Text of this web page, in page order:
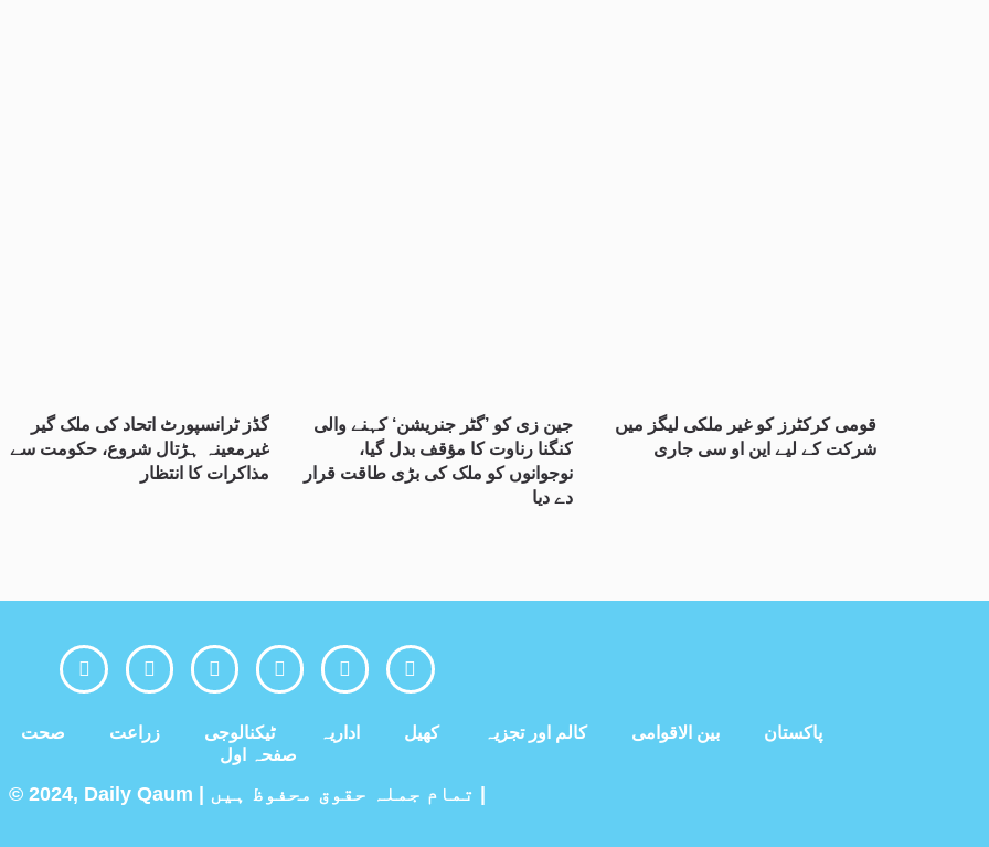
گڈز ٹرانسپورٹ اتحاد کی ملک گیر
غیرمعینہ ہڑتال شروع، حکومت سے
مذاکرات کا انتظار
جین زی کو ’گٹر جنریشن‘ کہنے والی
کنگنا رناوت کا مؤقف بدل گیا،
نوجوانوں کو ملک کی بڑی طاقت قرار
دے دیا
قومی کرکٹرز کو غیر ملکی لیگز میں
شرکت کے لیے این او سی جاری
صحت زراعت ٹیکنالوجی اداریہ کھیل کالم اور تجزیہ بین الاقوامی
پاکستان
صفحہ اول
© 2024, Daily Qaum | تمام جملہ حقوق محفوظ ہیں |